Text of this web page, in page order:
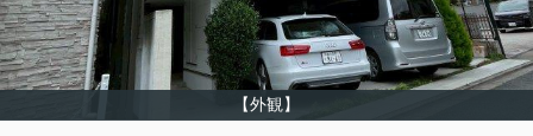
【外観】